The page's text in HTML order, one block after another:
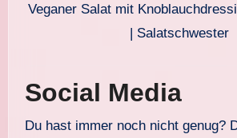
Veganer Salat mit
| Salatschwester
Social Media
Du hast immer noch nicht genug?